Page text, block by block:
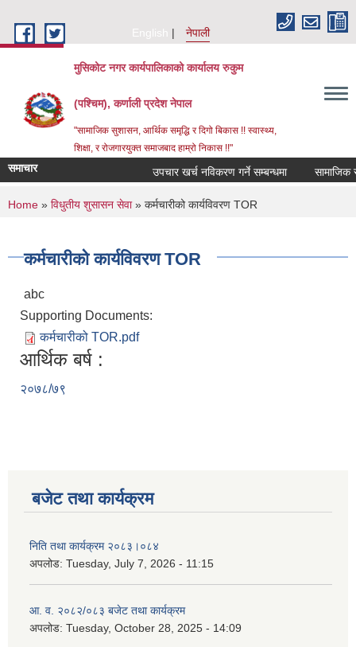
English
नेपाली
मुसिकोट नगर कार्यपालिकाको कार्यालय रुकुम
(पश्चिम), कर्णाली प्रदेश नेपाल
"सामाजिक सुशासन, आर्थिक समृद्धि र दिगो बिकास !! स्वास्थ्य,
शिक्षा, र रोजगारयुक्त समाजबाद हाम्रो निकास !!"
समाचार उपचार खर्च नविकरण गर्ने सम्बन्धमा
You are here
Home » विधुतीय शुसासन सेवा» कर्मचारीको कार्यविवरण TOR
कर्मचारीको कार्यविवरण TOR
abc
Supporting Documents:
कर्मचारीको TOR.pdf
आर्थिक बर्ष :
२०७८/७९
बजेट तथा कार्यक्रम
निति तथा कार्यक्रम २०८३।०८४
अपलोड: Tuesday, July 7, 2026 - 11:15
आ. व. २०८२/०८३ बजेट तथा कार्यक्रम
अपलोड: Tuesday, October 28, 2025 - 14:09